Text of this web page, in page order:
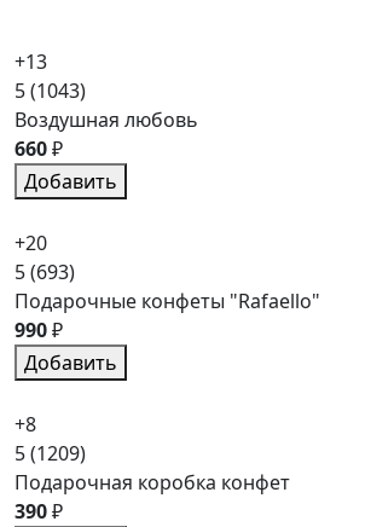
+13
5(1043)
Воздушная любовь
660₽
Добавить
+20
5(693)
Подарочные конфеты "Rafaello"
990₽
Добавить
+8
5(1209)
Подарочная коробка конфет
390₽